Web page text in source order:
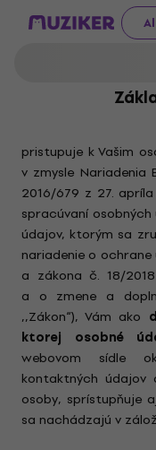
pristupuje k Vašim
v zmysle Nariadenia
2016/679 z 27.
spracúvaní
údajov, ktorým sa
nariadenie o ochrane
a zákona č. 18/
a o zmene a
,,Zákon“), Vám ako
ktorej osobné
webovom sídle
kontaktných údajov
osoby, sprístupňuje
sa nachádzajú v